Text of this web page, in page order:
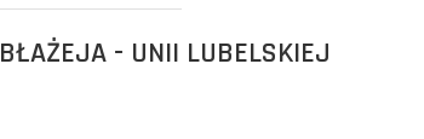
BŁAŻEJA - UNII LUBELSKIEJ